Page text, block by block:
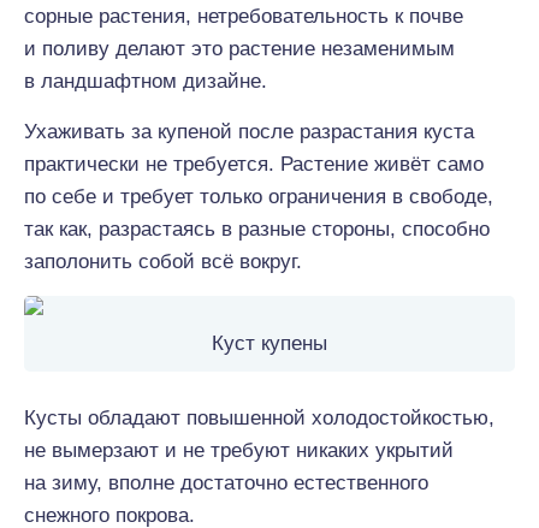
сорные растения, нетребовательность к почве
и поливу делают это растение незаменимым
в ландшафтном дизайне.
Ухаживать за купеной после разрастания куста
практически не требуется. Растение живёт само
по себе и требует только ограничения в свободе,
так как, разрастаясь в разные стороны, способно
заполонить собой всё вокруг.
Куст купены
Кусты обладают повышенной холодостойкостью,
не вымерзают и не требуют никаких укрытий
на зиму, вполне достаточно естественного
снежного покрова.